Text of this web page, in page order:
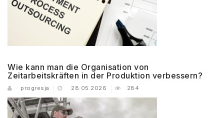
Wie kann man die Organisation von
Zeitarbeitskräften in der Produktion verbessern?
progresja 28.05.2026 284